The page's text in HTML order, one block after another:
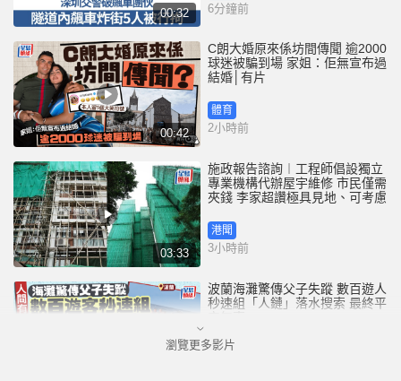
00:32 6分鐘前
00:42
C朗大婚原來係坊間傳聞 逾2000
球迷被騙到場 家姐：佢無宣布過
結婚│有片
體育
2小時前
03:33
施政報告諮詢︱工程師倡設獨立
專業機構代辦屋宇維修 市民僅需
夾錢 李家超讚極具見地、可考慮
港聞
3小時前
波蘭海灘驚傳父子失蹤 數百遊人
秒速組「人鏈」落水搜索 最終平
國際
瀏覽更多影片